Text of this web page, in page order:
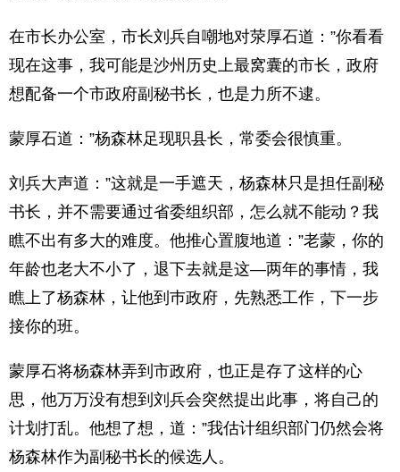
在市长办公室，市长刘兵自嘲地对荥厚石道：”你看看
现在这事，我可能是沙州历史上最窝囊的市长，政府
想配备一个市政府副秘书长，也是力所不逮。
蒙厚石道：”杨森林足现职县长，常委会很慎重。
刘兵大声道：”这就是一手遮天，杨森林只是担任副秘
书长，并不需要通过省委组织部，怎么就不能动？我
瞧不出有多大的难度。他推心置腹地道：”老蒙，你的
年龄也老大不小了，退下去就是这―两年的事情，我
瞧上了杨森林，让他到巿政府，先熟悉工作，下一步
接你的班。
蒙厚石将杨森林弄到市政府，也正是存了这样的心
思，他万万没有想到刘兵会突然提出此事，将自己的
计划打乱。他想了想，道：”我估计组织部门仍然会将
杨森林作为副秘书长的候选人。